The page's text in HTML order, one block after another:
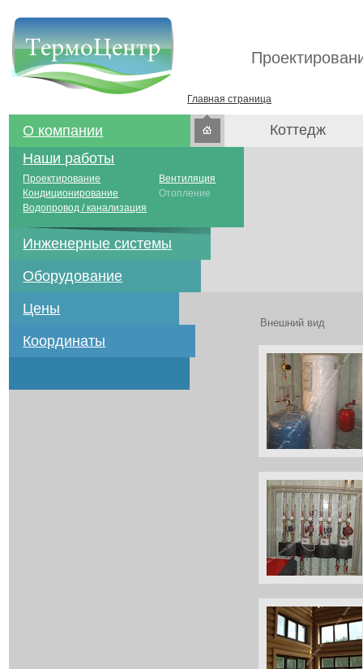
Главная страница
О компании
Наши работы
Проектирование
Кондиционирование
Водопровод / канализация
Вентиляция
Отопление
Инженерные системы
Оборудование
Цены
Координаты
Коттедж
Внешний вид